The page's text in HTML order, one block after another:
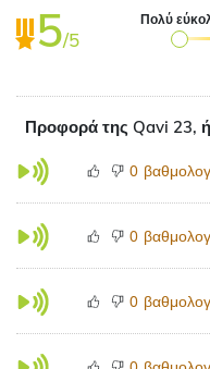
5/5
Πολύ
Προφορά της Qavi 23,
0
0
0